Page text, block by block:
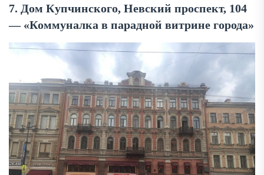
7. Дом Купчинского, Невский проспект, 104
— «Коммуналка в парадной витрине города»